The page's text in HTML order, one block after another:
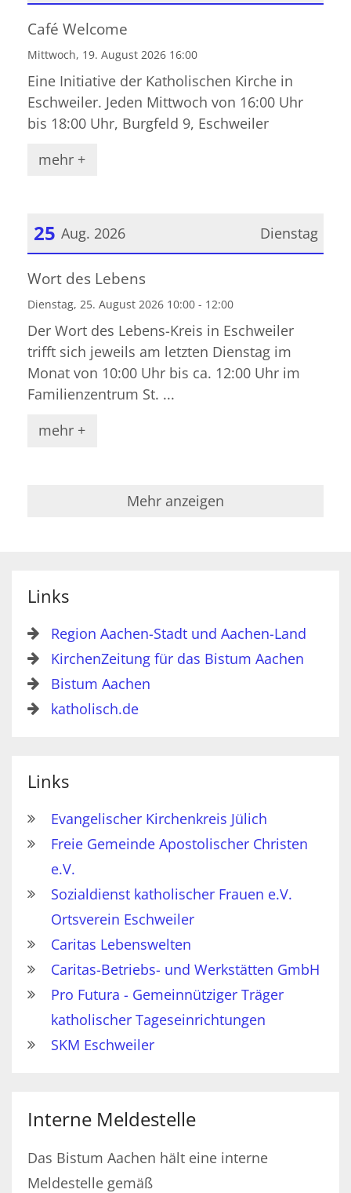
Datum: 19. August 2026
Café Welcome
Mittwoch, 19. August 2026 16:00
Eine Initiative der Katholischen Kirche in
Eschweiler. Jeden Mittwoch von 16:00 Uhr
bis 18:00 Uhr, Burgfeld 9, Eschweiler
mehr +
Dienstag
25 Aug. 2026
Datum: 25. August 2026
Wort des Lebens
Dienstag, 25. August 2026 10:00 - 12:00
Der Wort des Lebens-Kreis in Eschweiler
trifft sich jeweils am letzten Dienstag im
Monat von 10:00 Uhr bis ca. 12:00 Uhr im
Familienzentrum St. ...
mehr +
Mehr anzeigen
Links
Region Aachen-Stadt und Aachen-Land
KirchenZeitung für das Bistum Aachen
Bistum Aachen
katholisch.de
Links
Evangelischer Kirchenkreis Jülich
Freie Gemeinde Apostolischer Christen
e.V.
Sozialdienst katholischer Frauen e.V.
Ortsverein Eschweiler
Caritas Lebenswelten
Caritas-Betriebs- und Werkstätten GmbH
Pro Futura - Gemeinnütziger Träger
katholischer Tageseinrichtungen
SKM Eschweiler
Interne Meldestelle
Das Bistum Aachen hält eine interne
Meldestelle gemäß